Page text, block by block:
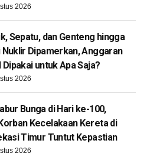
2026
Sepatu, dan Genteng hingga
Dipamerkan, Anggaran
Dipakai untuk Apa Saja?
2026
Bunga di Hari ke-100,
Kecelakaan Kereta di
Timur Tuntut Kepastian
2026